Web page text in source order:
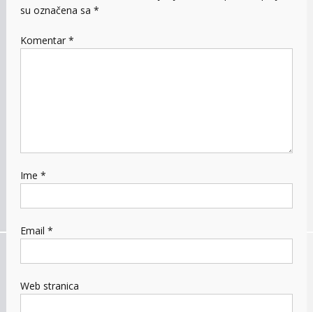
su označena sa *
Komentar *
Ime *
Email *
Web stranica